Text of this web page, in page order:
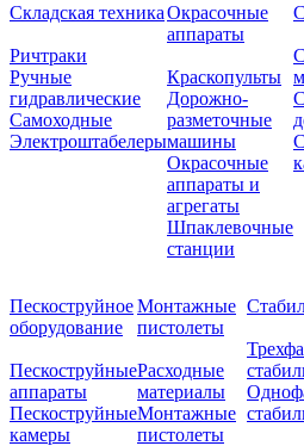
Складская техника
Ричтраки
Ручные
гидравлические
Самоходные
Электроштабелеры
Окрасочные
аппараты
Краскопульты
Дорожно-
разметочные
машины
Окрасочные
аппараты и
агрегаты
Шпаклевочные
станции
Пескоструйное
оборудование
Пескоструйные
аппараты
Пескоструйные
камеры
Монтажные
пистолеты
Расходные
материалы
Монтажные
пистолеты